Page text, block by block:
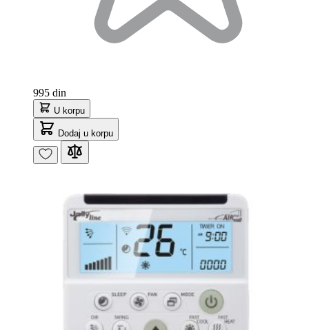
995 din
U korpu
Dodaj u korpu